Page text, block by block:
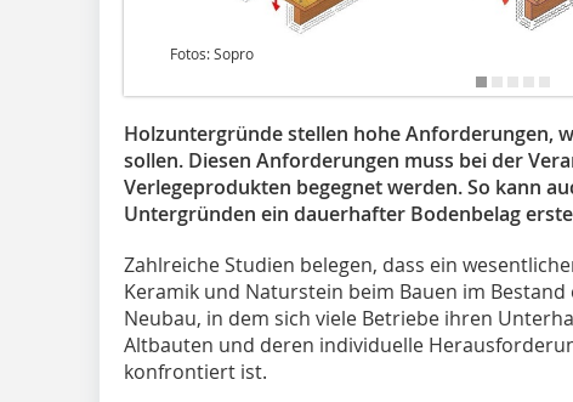
Fotos: Sopro
Holzuntergründe stellen hohe Anforderungen,
sollen. Diesen Anforderungen muss bei der
Verlegeprodukten begegnet werden. So kann
Untergründen ein dauerhafter Bodenbelag
Zahlreiche Studien belegen, dass ein
Keramik und Naturstein beim Bauen im
Neubau, in dem sich viele Betriebe ihren
Altbauten und deren individuelle
konfrontiert ist.